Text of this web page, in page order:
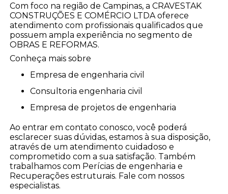
Com foco na região de Campinas, a CRAVESTAK
CONSTRUÇÕES E COMÉRCIO LTDA oferece
atendimento com profissionais qualificados que
possuem ampla experiência no segmento de
OBRAS E REFORMAS.
Conheça mais sobre
empresa de engenharia civil
consultoria engenharia civil
empresa de projetos de engenharia
Ao entrar em contato conosco, você poderá
esclarecer suas dúvidas, estamos à sua disposição,
através de um atendimento cuidadoso e
comprometido com a sua satisfação. Também
trabalhamos com Perícias de engenharia e
Recuperações estruturais. Fale com nossos
especialistas.